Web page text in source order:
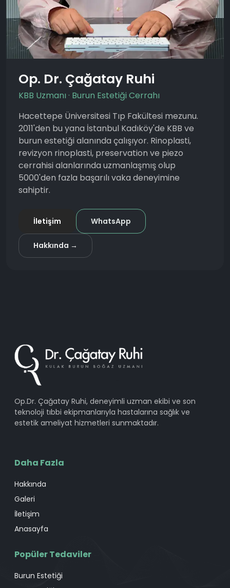
Op. Dr. Çağatay Ruhi
KBB Uzmanı · Burun Estetiği Cerrahı
Hacettepe Üniversitesi Tıp Fakültesi mezunu.
2011'den bu yana İstanbul Kadıköy'de KBB ve
burun estetiği alanında çalışıyor. Rinoplasti,
revizyon rinoplasti, preservation ve piezo
cerrahisi alanlarında uzmanlaşmış olup
5000'den fazla başarılı vaka deneyimine
sahiptir.
İletişim WhatsApp
Hakkında →
Op.Dr. Çağatay Ruhi, deneyimli uzman ekibi ve son
teknoloji tıbbi ekipmanlarıyla hastalarına sağlık ve
estetik ameliyat hizmetleri sunmaktadır.
Daha Fazla
Hakkında
Galeri
İletişim
Anasayfa
Popüler Tedaviler
Burun Estetiği